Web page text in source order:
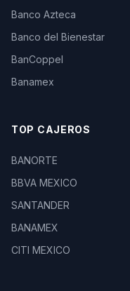
Banco Azteca
Banco del Bienestar
BanCoppel
Banamex
TOP CAJEROS
BANORTE
BBVA MEXICO
SANTANDER
BANAMEX
CITI MEXICO